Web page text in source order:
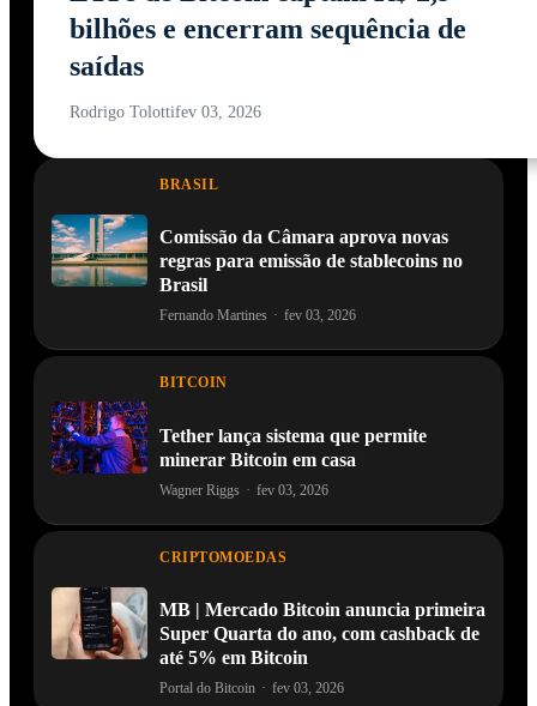
bilhões e encerram sequência de
saídas
Rodrigo Tolottifev 03, 2026
BRASIL
Comissão da Câmara aprova novas
regras para emissão de stablecoins no
Brasil
Fernando Martines · fev 03, 2026
BITCOIN
Tether lança sistema que permite
minerar Bitcoin em casa
Wagner Riggs · fev 03, 2026
CRIPTOMOEDAS
MB | Mercado Bitcoin anuncia primeira
Super Quarta do ano, com cashback de
até 5% em Bitcoin
Portal do Bitcoin · fev 03, 2026